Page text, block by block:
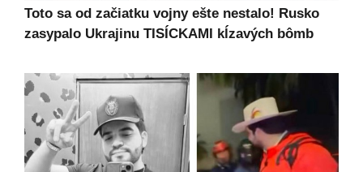
Toto sa od začiatku vojny ešte nestalo! Rusko
zasypalo Ukrajinu TISÍCKAMI kĺzavých bômb